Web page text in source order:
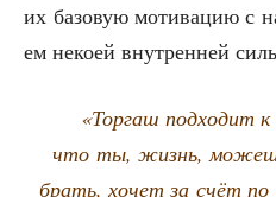
их базо­вую моти­ва­цию с
ем неко­ей внут­рен­ней
«Тор­гаш под­хо­дит
что ты, жизнь,
брать, хочет за счёт